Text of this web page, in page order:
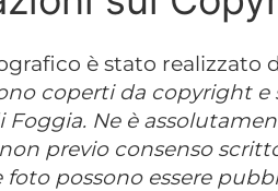
è stato realizzato
coperti da copyright
Foggia. Ne è
previo consenso
foto possono essere